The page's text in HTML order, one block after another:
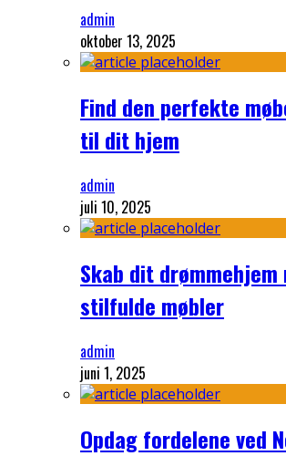
admin
oktober 13, 2025
Find den perfekte
til dit hjem
admin
juli 10, 2025
Skab dit drømmehjem
stilfulde møbler
admin
juni 1, 2025
Opdag fordelene ved